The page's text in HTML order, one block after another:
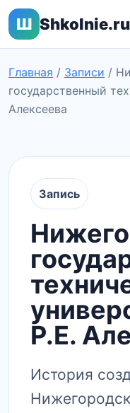
Ш Shkolnie.ru
Главная / Записи /
государственный
Алексеева
Запись
Р.Е.
История